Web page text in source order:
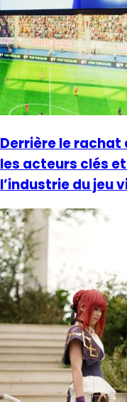
Derrière le rachat
les acteurs clés
l’industrie du jeu